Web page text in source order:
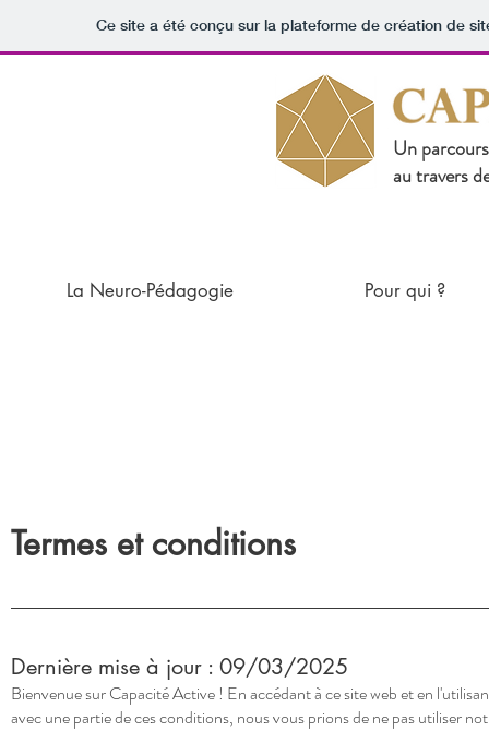
Ce site a été conçu sur la plateforme de création de
Un
au travers
La Neuro-Pédagogie Pour qui ?
Termes et conditions
Dernière mise à jour : 09/03/2025
Bienvenue sur Capacité Active ! En accédant à ce site web et en
avec une partie de ces conditions, nous vous prions de ne pas utiliser